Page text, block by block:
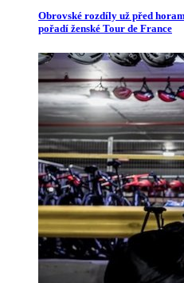
Obrovské rozdíly už před
pořadí ženské Tour de France